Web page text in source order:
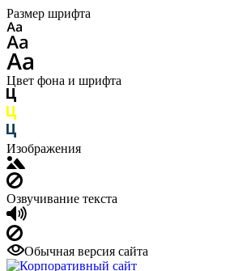
Размер шрифта
Цвет фона и шрифта
Изображения
Озвучивание текста
Обычная версия сайта